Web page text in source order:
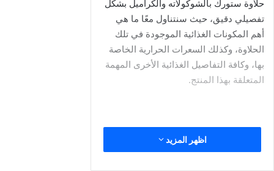
السعرات الحرارية في جيلي التوت
من العلالي